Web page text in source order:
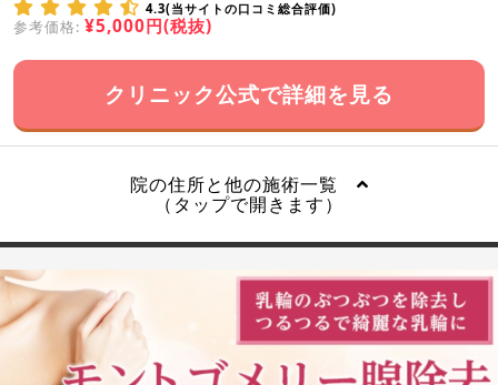
4.3(当サイトの口コミ総合評価)
参考価格: ¥5,000円(税抜)
クリニック公式で詳細を見る
院の住所と他の施術一覧
（タップで開きます）